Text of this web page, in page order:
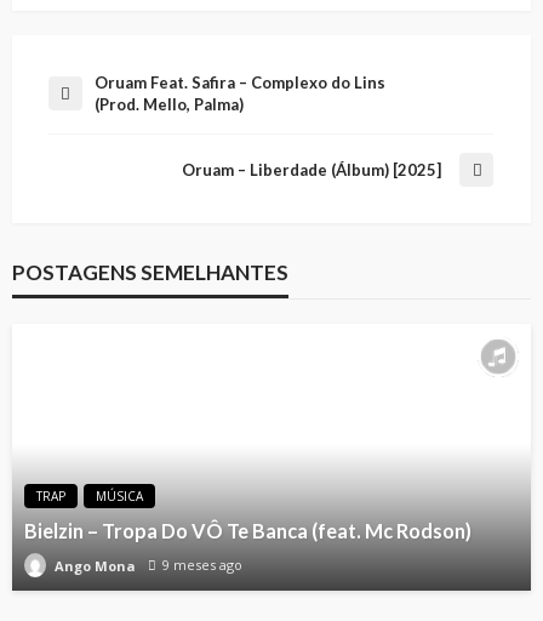
Oruam Feat. Safira – Complexo do Lins
(Prod. Mello, Palma)
Oruam – Liberdade (Álbum) [2025]
POSTAGENS SEMELHANTES
TRAP MÚSICA
Bielzin – Tropa Do VÔ Te Banca (feat. Mc Rodson)
Ango Mona 9 meses ago